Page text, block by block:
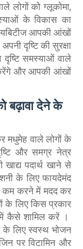
लोगों को ग्लूकोमा,
के विकास का
आपकी आंखों
दृष्टि की सुरक्षा
समस्याओं वाले
करेंगे और आपकी आंखों
बढ़ावा देने के
मधुमेह वाले लोगों के
और समग्र नेत्र
पदार्थ खाने से
के लिए फायदेमंद
कम करने में मदद कर
लिए किस प्रकार
कैसे शामिल करें ।
के लिए स्वस्थ भोजन
पर विटामिन और